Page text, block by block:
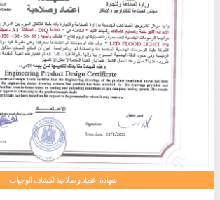
شهادة اعتماد و صلاحية لكشاف الوجهات